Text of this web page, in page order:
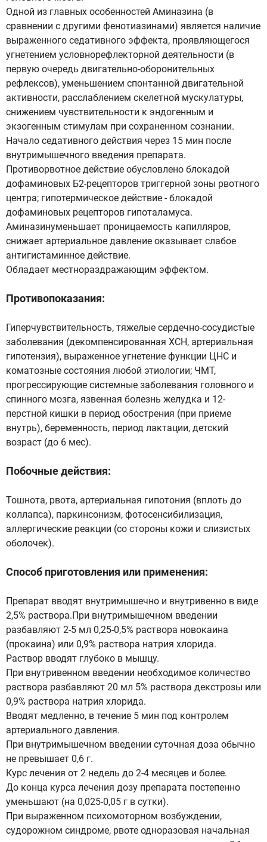
Одной из главных особенностей Аминазина (в
сравнении с другими фенотиазинами) является наличие
выраженного седативного эффекта, проявляющегося
угнетением условнорефлекторной деятельности (в
первую очередь двигательно-оборонительных
рефлексов), уменьшением спонтанной двигательной
активности, расслаблением скелетной мускулатуры,
снижением чувствительности к эндогенным и
экзогенным стимулам при сохраненном сознании.
Начало седативного действия через 15 мин после
внутримышечного введения препарата.
Противорвотное действие обусловлено блокадой
дофаминовых Б2-рецепторов триггерной зоны рвотного
центра; гипотермическое действие - блокадой
дофаминовых рецепторов гипоталамуса.
Аминазинуменьшает проницаемость капилляров,
снижает артериальное давление оказывает слабое
антигистаминное действие.
Обладает местнораздражающим эффектом.
Противопоказания:
Гиперчувствительность, тяжелые сердечно-сосудистые
заболевания (декомпенсированная ХСН, артериальная
гипотензия), выраженное угнетение функции ЦНС и
коматозные состояния любой этиологии; ЧМТ,
прогрессирующие системные заболевания головного и
спинного мозга, язвенная болезнь желудка и 12-
перстной кишки в период обострения (при приеме
внутрь), беременность, период лактации, детский
возраст (до 6 мес).
Побочные действия:
Тошнота, рвота, артериальная гипотония (вплоть до
коллапса), паркинсонизм, фотосенсибилизация,
аллергические реакции (со стороны кожи и слизистых
оболочек).
Способ приготовления или применения:
Препарат вводят внутримышечно и внутривенно в виде
2,5% раствора.При внутримышечном введении
разбавляют 2-5 мл 0,25-0,5% раствора новокаина
(прокаина) или 0,9% раствора натрия хлорида.
Раствор вводят глубоко в мышцу.
При внутривенном введении необходимое количество
раствора разбавляют 20 мл 5% раствора декстрозы или
0,9% раствора натрия хлорида.
Вводят медленно, в течение 5 мин под контролем
артериального давления.
При внутримышечном введении суточная доза обычно
не превышает 0,6 г.
Курс лечения от 2 недель до 2-4 месяцев и более.
До конца курса лечения дозу препарата постепенно
уменьшают (на 0,025-0,05 г в сутки).
При выраженном психомоторном возбуждении,
судорожном синдроме, рвоте одноразовая начальная